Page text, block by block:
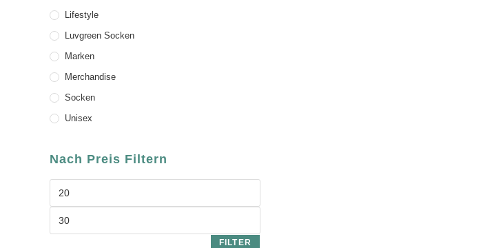
Lifestyle
Luvgreen Socken
Marken
Merchandise
Socken
Unisex
Nach Preis Filtern
FILTER